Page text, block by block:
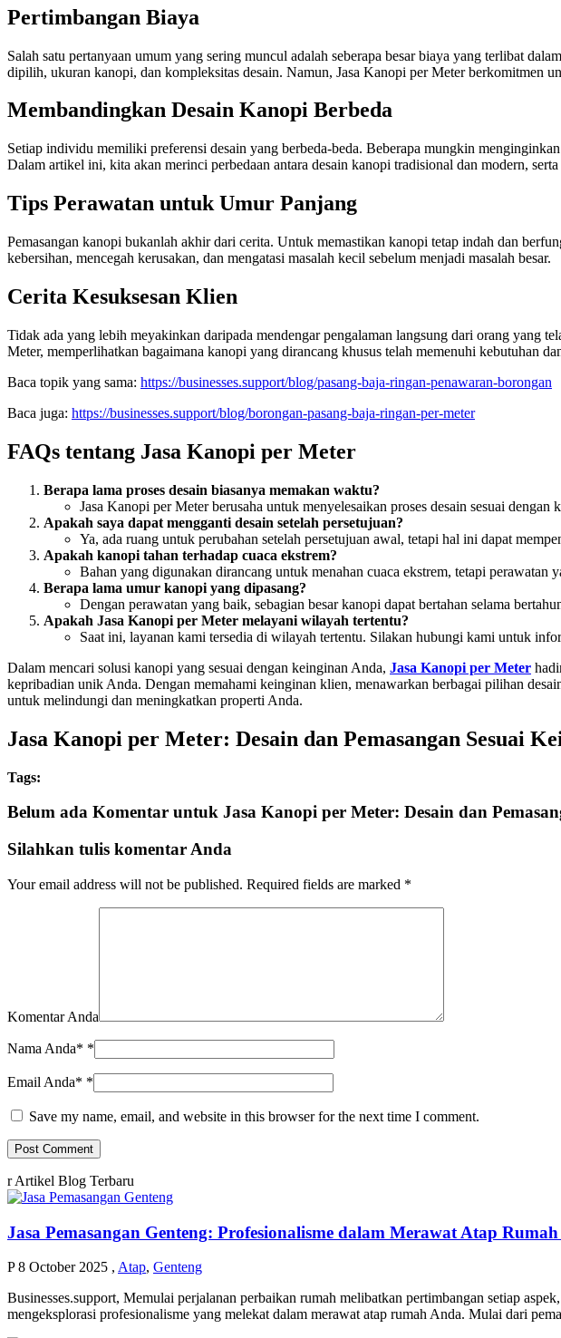
Pertimbangan Biaya
Salah satu pertanyaan umum yang sering muncul adalah seberapa besar biaya yang terlibat
dipilih, ukuran kanopi, dan kompleksitas desain. Namun, Jasa Kanopi per Meter berkomitmen
Membandingkan Desain Kanopi Berbeda
Setiap individu memiliki preferensi desain yang berbeda-beda. Beberapa mungkin
Dalam artikel ini, kita akan merinci perbedaan antara desain kanopi tradisional dan modern,
Tips Perawatan untuk Umur Panjang
Pemasangan kanopi bukanlah akhir dari cerita. Untuk memastikan kanopi tetap indah dan
kebersihan, mencegah kerusakan, dan mengatasi masalah kecil sebelum menjadi masalah besar.
Cerita Kesuksesan Klien
Tidak ada yang lebih meyakinkan daripada mendengar pengalaman langsung dari orang yang
Meter, memperlihatkan bagaimana kanopi yang dirancang khusus telah memenuhi kebutuhan
Baca topik yang sama: https://businesses.support/blog/pasang-baja-ringan-penawaran-borongan
Baca juga: https://businesses.support/blog/borongan-pasang-baja-ringan-per-meter
FAQs tentang Jasa Kanopi per Meter
Berapa lama proses desain biasanya memakan waktu?
Jasa Kanopi per Meter berusaha untuk menyelesaikan proses desain sesuai
Apakah saya dapat mengganti desain setelah persetujuan?
Ya, ada ruang untuk perubahan setelah persetujuan awal, tetapi hal ini dapat
Apakah kanopi tahan terhadap cuaca ekstrem?
Bahan yang digunakan dirancang untuk menahan cuaca ekstrem, tetapi perawatan
Berapa lama umur kanopi yang dipasang?
Dengan perawatan yang baik, sebagian besar kanopi dapat bertahan selama
Apakah Jasa Kanopi per Meter melayani wilayah tertentu?
Saat ini, layanan kami tersedia di wilayah tertentu. Silakan hubungi kami untuk
Dalam mencari solusi kanopi yang sesuai dengan keinginan Anda, Jasa Kanopi per Meter
kepribadian unik Anda. Dengan memahami keinginan klien, menawarkan berbagai pilihan
untuk melindungi dan meningkatkan properti Anda.
Jasa Kanopi per Meter: Desain dan Pemasangan Sesuai
Tags:
Belum ada Komentar untuk Jasa Kanopi per Meter: Desain dan
Silahkan tulis komentar Anda
Your email address will not be published. Required fields are marked *
Komentar Anda
Nama Anda* *
Email Anda* *
Save my name, email, and website in this browser for the next time I comment.
rArtikel Blog Terbaru
Jasa Pemasangan Genteng: Profesionalisme dalam Merawat Atap
P8 October 2025 , Atap, Genteng
Businesses.support, Memulai perjalanan perbaikan rumah melibatkan pertimbangan setiap
mengeksplorasi profesionalisme yang melekat dalam merawat atap rumah Anda. Mulai dari